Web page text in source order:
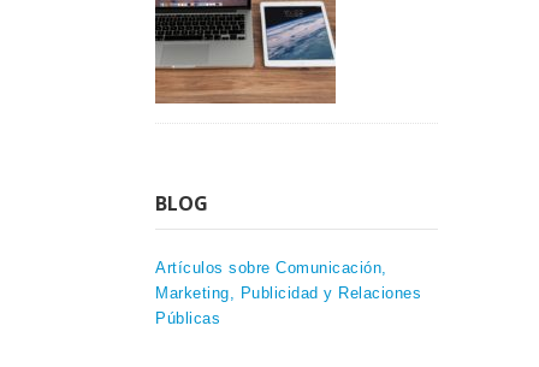
BLOG
Artículos sobre Comunicación,
Marketing, Publicidad y Relaciones
Públicas